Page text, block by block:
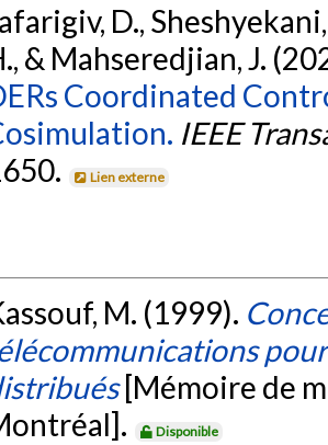
D.,
& Mahseredjian, J.
Coordinated
IEEE
Lien externe
M. (1999).
[Mémoire de
Disponible